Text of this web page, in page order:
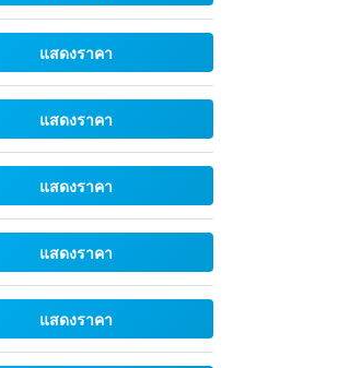
แสดงราคา
แสดงราคา
แสดงราคา
แสดงราคา
แสดงราคา